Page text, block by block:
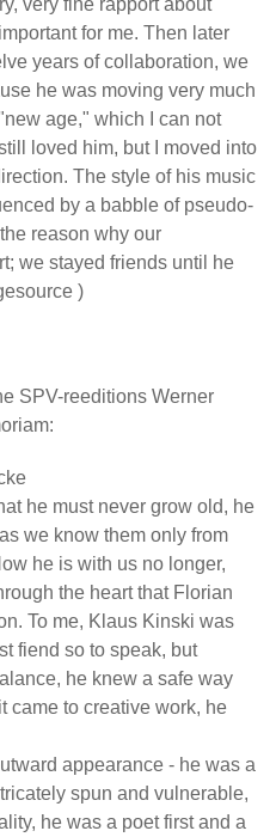
very fine rapport about
for me. Then later
years of collaboration, we
he was moving very much
age," which I can not
loved him, but I moved into
The style of his music
by a babble of pseudo-
reason why our
we stayed friends until he
)
SPV-reeditions Werner
he must never grow old, he
we know them only from
he is with us no longer,
the heart that Florian
To me, Klaus Kinski was
fiend so to speak, but
he knew a safe way
came to creative work, he
appearance - he was a
spun and vulnerable,
he was a poet first and a